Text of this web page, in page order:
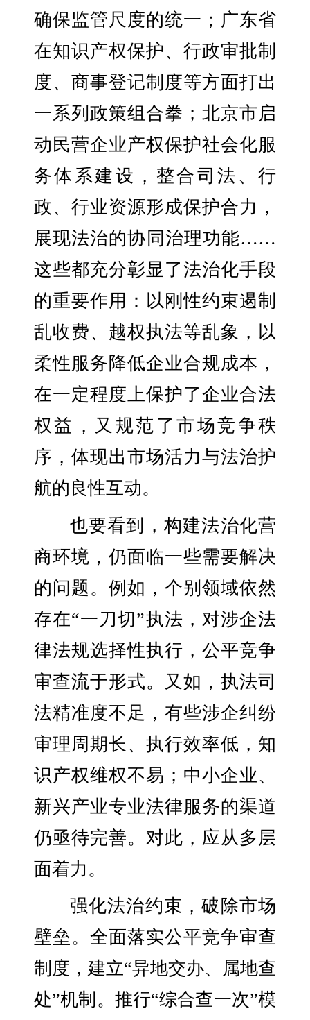
确保监管尺度的统一；广东省
在知识产权保护、行政审批制
度、商事登记制度等方面打出
一系列政策组合拳；北京市启
动民营企业产权保护社会化服
务体系建设，整合司法、行
政、行业资源形成保护合力，
展现法治的协同治理功能……
这些都充分彰显了法治化手段
的重要作用：以刚性约束遏制
乱收费、越权执法等乱象，以
柔性服务降低企业合规成本，
在一定程度上保护了企业合法
权益，又规范了市场竞争秩
序，体现出市场活力与法治护
航的良性互动。
也要看到，构建法治化营
商环境，仍面临一些需要解决
的问题。例如，个别领域依然
存在“一刀切”执法，对涉企法
律法规选择性执行，公平竞争
审查流于形式。又如，执法司
法精准度不足，有些涉企纠纷
审理周期长、执行效率低，知
识产权维权不易；中小企业、
新兴产业专业法律服务的渠道
仍亟待完善。对此，应从多层
面着力。
强化法治约束，破除市场
壁垒。全面落实公平竞争审查
制度，建立“异地交办、属地查
处”机制。推行“综合查一次”模